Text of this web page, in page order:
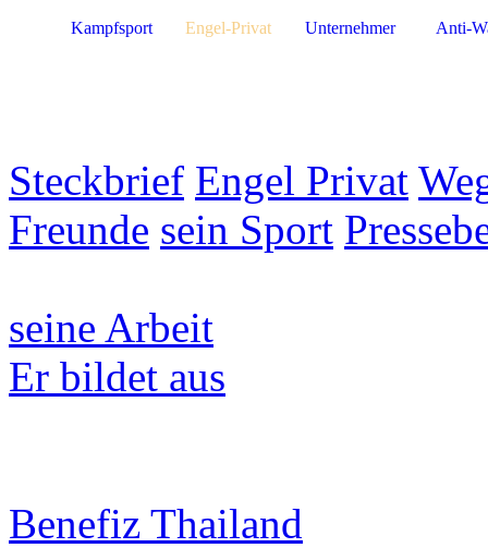
Steckbrief Engel Privat
Freunde sein Sport
seine Arbeit
Er bildet aus
Benefiz Thailand
Kampfsport Engel-Privat Unternehmer Anti-